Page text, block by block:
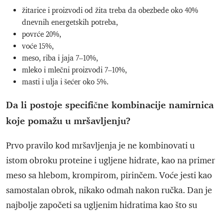
žitarice i proizvodi od žita treba da obezbede oko 40%
dnevnih energetskih potreba,
povrće 20%,
voće 15%,
meso, riba i jaja 7–10%,
mleko i mlečni proizvodi 7–10%,
masti i ulja i šećer oko 5%.
Da li postoje specifične kombinacije namirnica
koje pomažu u mršavljenju?
Prvo pravilo kod mršavljenja je ne kombinovati u
istom obroku proteine i ugljene hidrate, kao na primer
meso sa hlebom, krompirom, pirinčem. Voće jesti kao
samostalan obrok, nikako odmah nakon ručka. Dan je
najbolje započeti sa ugljenim hidratima kao što su